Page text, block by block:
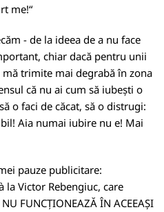
me!“
- de la ideea de a nu face
chiar dacă pentru unii
trimite mai degrabă în zona
că nu ai cum să iubești o
o faci de căcat, să o distrugi:
Aia numai iubire nu e! Mai
pauze publicitare:
la Victor Rebengiuc, care
FUNCȚIONEAZĂ ÎN ACEEAȘI